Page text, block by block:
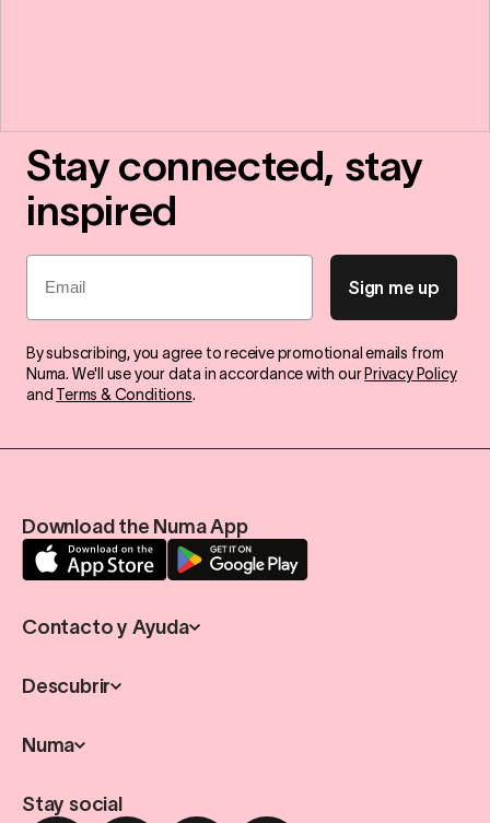
Stay connected, stay
inspired
Email
Sign me up
By subscribing, you agree to receive promotional emails from
Numa. We'll use your data in accordance with our Privacy Policy
and Terms & Conditions.
Download the Numa App
Contacto y Ayuda
Descubrir
Numa
Stay social